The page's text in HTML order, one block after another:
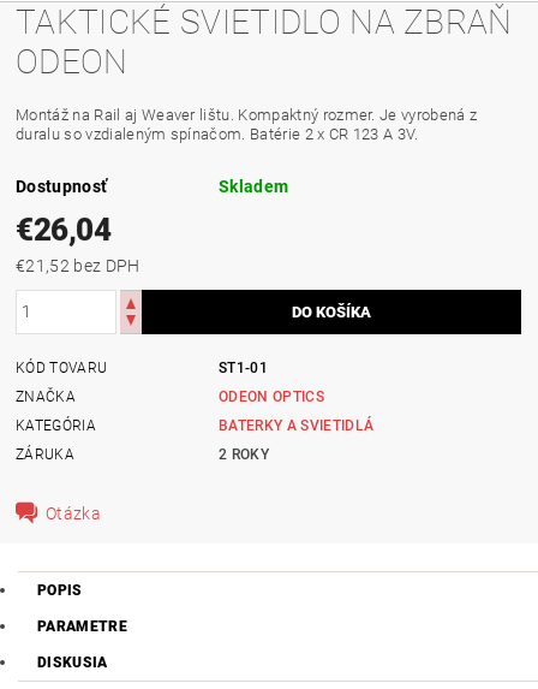
TAKTICKÉ SVIETIDLO NA ZBRAŇ
ODEON
Montáž na Rail aj Weaver lištu. Kompaktný rozmer. Je vyrobená z
duralu so vzdialeným spínačom. Batérie 2 x CR 123 A 3V.
Dostupnosť Skladem
€26,04
€21,52 bez DPH
KÓD TOVARU
ST1-01
ZNAČKA
ODEON OPTICS
KATEGÓRIA
BATERKY A SVIETIDLÁ
ZÁRUKA
2 ROKY
Otázka
POPIS
PARAMETRE
DISKUSIA